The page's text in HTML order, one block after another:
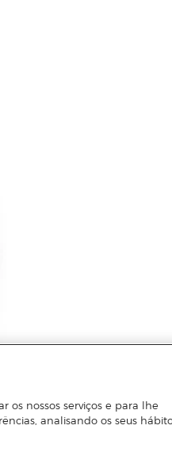
os nossos serviços e para lhe
analisando os seus